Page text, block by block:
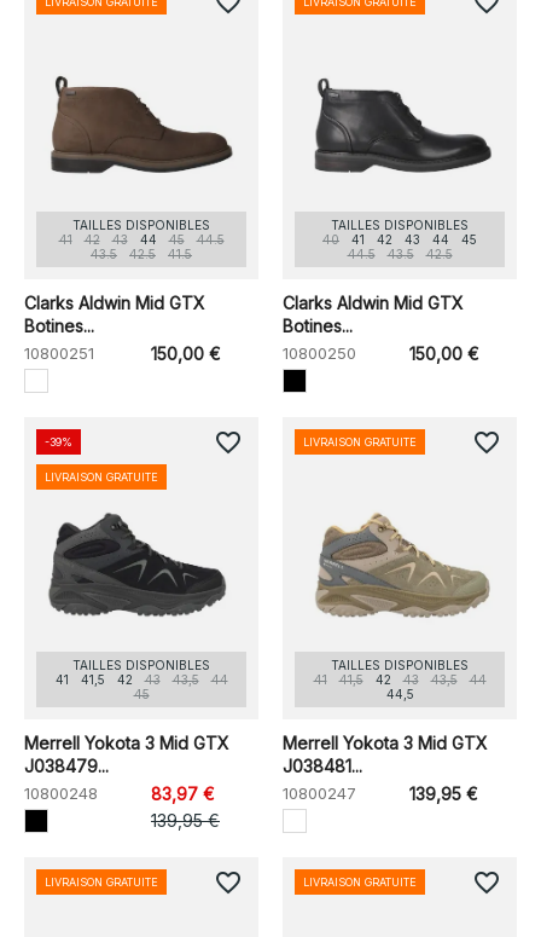
TAILLES DISPONIBLES
41
42 43 44 45
44.5
43.5
42.5 41.5
Clarks Aldwin Mid GTX
Botines...
10800251 150,00 €
TAILLES DISPONIBLES
40
41 42 43 44
45
44.5
43.5 42.5
Clarks Aldwin Mid GTX
Botines...
10800250 150,00 €
TAILLES DISPONIBLES
41
41,5 42 43 43,5
44
45
Merrell Yokota 3 Mid GTX
J038479...
10800248
83,97 €
139,95 €
-39%
LIVRAISON GRATUITE
favorite_border
TAILLES DISPONIBLES
41
41,5 42 43 43,5
44
44,5
Merrell Yokota 3 Mid GTX
J038481...
10800247 139,95 €
LIVRAISON GRATUITE favorite_border
LIVRAISON GRATUITE favorite_border LIVRAISON GRATUITE favorite_border